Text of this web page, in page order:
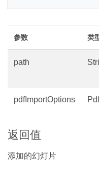
参数 类
path
pdfImportOptions
返回值
添加的幻灯片